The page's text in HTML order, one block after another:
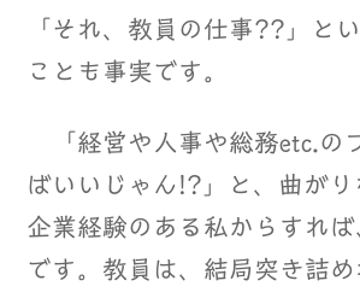
「それ、教員の仕事??」と
ことも事実です。
「経営や人事や総務etc.の
ばいいじゃん!?」と、曲がり
企業経験のある私からすれ
です。教員は、結局突き詰